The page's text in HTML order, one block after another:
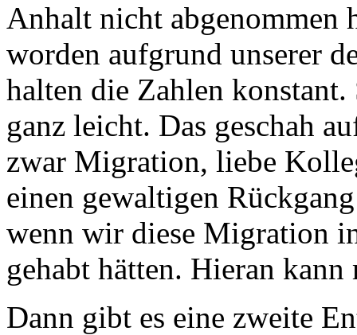
Anhalt nicht abgenommen
worden aufgrund unserer
halten die Zahlen
ganz leicht. Das geschah
zwar Migration, liebe
einen gewaltigen
wenn wir diese Migration
gehabt hätten. Hieran
Dann gibt es eine zweite